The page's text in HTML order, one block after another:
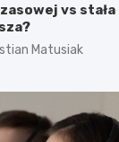
vs
Matusiak